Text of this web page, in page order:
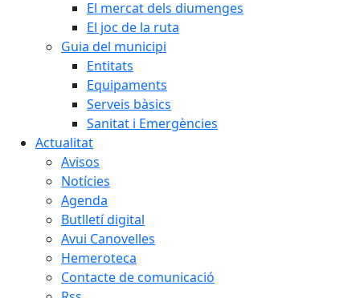
El mercat dels diumenges
El joc de la ruta
Guia del municipi
Entitats
Equipaments
Serveis bàsics
Sanitat i Emergències
Actualitat
Avisos
Notícies
Agenda
Butlletí digital
Avui Canovelles
Hemeroteca
Contacte de comunicació